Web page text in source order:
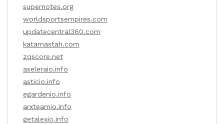
supernotes.org
worldsportsempires.com
updatecentral360.com
katamastah.com
zqscore.net
aseleraio.info
asticio.info
egardenio.info
arxteamio.info
getalexio.info